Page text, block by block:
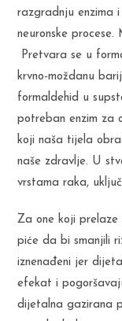
razgradnju enzima
neuronske
Pretvara se u
krvno-moždanu
formaldehid u
potreban enzim za
koji naša tijela
naše zdravlje. U
vrstama raka,
Za one koji
piće da bi smanjili
iznenađeni jer
efekat i
dijetalna gazirana